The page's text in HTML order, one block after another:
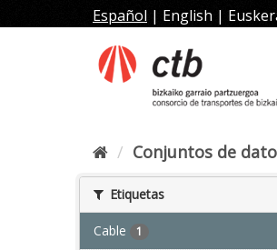
al
Español | English |
Conjuntos de
Etiquetas
Cable 1